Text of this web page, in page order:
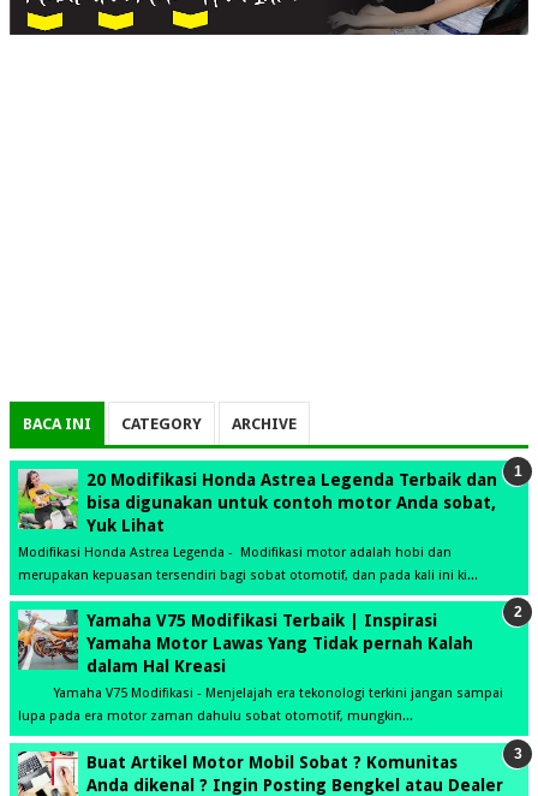
BACA INI CATEGORY ARCHIVE
20 Modifikasi Honda Astrea Legenda Terbaik dan
bisa digunakan untuk contoh motor Anda sobat,
Yuk Lihat
Modifikasi Honda Astrea Legenda - Modifikasi motor adalah hobi dan
merupakan kepuasan tersendiri bagi sobat otomotif, dan pada kali ini ki...
Yamaha V75 Modifikasi Terbaik | Inspirasi
Yamaha Motor Lawas Yang Tidak pernah Kalah
dalam Hal Kreasi
Yamaha V75 Modifikasi - Menjelajah era tekonologi terkini jangan sampai
lupa pada era motor zaman dahulu sobat otomotif, mungkin...
Buat Artikel Motor Mobil Sobat ? Komunitas
Anda dikenal ? Ingin Posting Bengkel atau Dealer